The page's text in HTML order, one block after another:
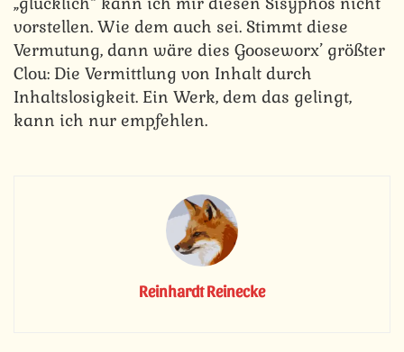
vorstellen. Wie dem auch sei. Stimmt diese
Vermutung, dann wäre dies Gooseworx’ größter
Clou: Die Vermittlung von Inhalt durch
Inhaltslosigkeit. Ein Werk, dem das gelingt,
kann ich nur empfehlen.
Reinhardt Reinecke